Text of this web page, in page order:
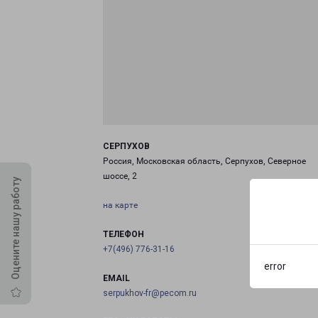
error
Оцените нашу работу
СЕРПУХОВ
Россия, Московская область, Серпухов, Северное
шоссе, 2
на карте
ТЕЛЕФОН
+7(496) 776-31-16
EMAIL
serpukhov-fr@pecom.ru